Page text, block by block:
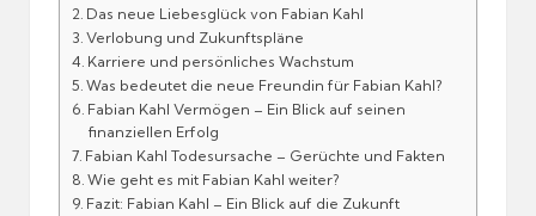
Das neue Liebesglück von Fabian Kahl
Verlobung und Zukunftspläne
Karriere und persönliches Wachstum
Was bedeutet die neue Freundin für Fabian Kahl?
Fabian Kahl Vermögen – Ein Blick auf seinen
finanziellen Erfolg
Fabian Kahl Todesursache – Gerüchte und Fakten
Wie geht es mit Fabian Kahl weiter?
Fazit: Fabian Kahl – Ein Blick auf die Zukunft